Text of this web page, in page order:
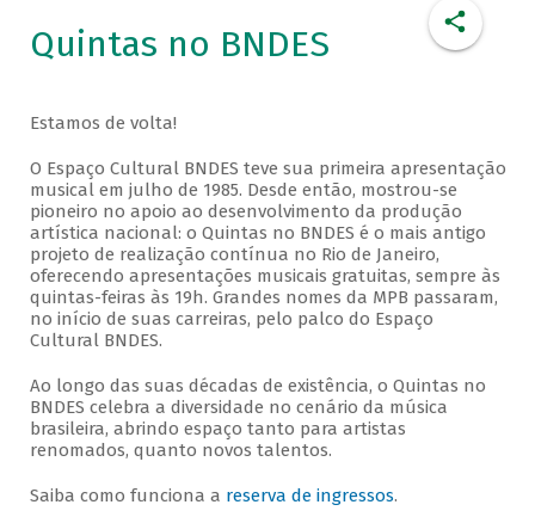
Quintas no BNDES
Estamos de volta!
O Espaço Cultural BNDES teve sua primeira apresentação
musical em julho de 1985. Desde então, mostrou-se
pioneiro no apoio ao desenvolvimento da produção
artística nacional: o Quintas no BNDES é o mais antigo
projeto de realização contínua no Rio de Janeiro,
oferecendo apresentações musicais gratuitas, sempre às
quintas-feiras às 19h. Grandes nomes da MPB passaram,
no início de suas carreiras, pelo palco do Espaço
Cultural BNDES.
Ao longo das suas décadas de existência, o Quintas no
BNDES celebra a diversidade no cenário da música
brasileira, abrindo espaço tanto para artistas
renomados, quanto novos talentos.
Saiba como funciona a reserva de ingressos.